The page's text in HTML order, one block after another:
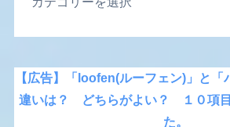
【広告】「loofen(ルーフェン)」と「
違いは？ どちらがよい？ １０項目
た。